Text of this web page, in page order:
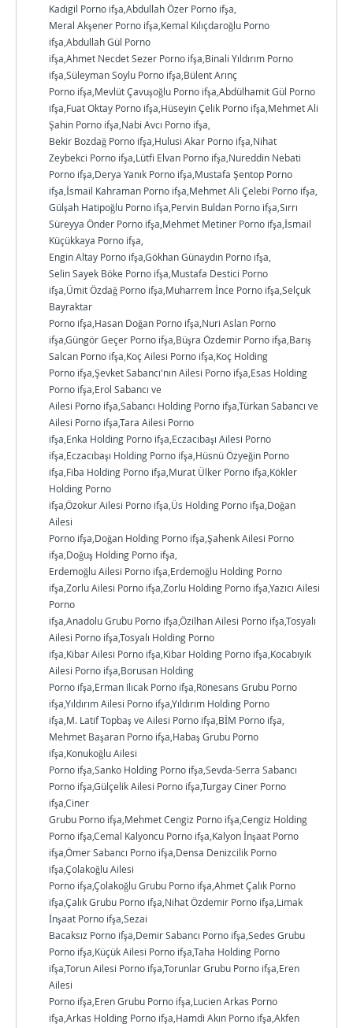
Kadıgil Porno ifşa,Abdullah Özer Porno ifşa,
Meral Akşener Porno ifşa,Kemal Kılıçdaroğlu Porno
ifşa,Abdullah Gül Porno
ifşa,Ahmet Necdet Sezer Porno ifşa,Binali Yıldırım Porno
ifşa,Süleyman Soylu Porno ifşa,Bülent Arınç
Porno ifşa,Mevlüt Çavuşoğlu Porno ifşa,Abdülhamit Gül Porno
ifşa,Fuat Oktay Porno ifşa,Hüseyin Çelik Porno ifşa,Mehmet Ali
Şahin Porno ifşa,Nabi Avcı Porno ifşa,
Bekir Bozdağ Porno ifşa,Hulusi Akar Porno ifşa,Nihat
Zeybekci Porno ifşa,Lütfi Elvan Porno ifşa,Nureddin Nebati
Porno ifşa,Derya Yanık Porno ifşa,Mustafa Şentop Porno
ifşa,İsmail Kahraman Porno ifşa,Mehmet Ali Çelebi Porno ifşa,
Gülşah Hatipoğlu Porno ifşa,Pervin Buldan Porno ifşa,Sırrı
Süreyya Önder Porno ifşa,Mehmet Metiner Porno ifşa,İsmail
Küçükkaya Porno ifşa,
Engin Altay Porno ifşa,Gökhan Günaydın Porno ifşa,
Selin Sayek Böke Porno ifşa,Mustafa Destici Porno
ifşa,Ümit Özdağ Porno ifşa,Muharrem İnce Porno ifşa,Selçuk
Bayraktar
Porno ifşa,Hasan Doğan Porno ifşa,Nuri Aslan Porno
ifşa,Güngör Geçer Porno ifşa,Büşra Özdemir Porno ifşa,Barış
Salcan Porno ifşa,Koç Ailesi Porno ifşa,Koç Holding
Porno ifşa,Şevket Sabancı'nın Ailesi Porno ifşa,Esas Holding
Porno ifşa,Erol Sabancı ve
Ailesi Porno ifşa,Sabancı Holding Porno ifşa,Türkan Sabancı ve
Ailesi Porno ifşa,Tara Ailesi Porno
ifşa,Enka Holding Porno ifşa,Eczacıbaşı Ailesi Porno
ifşa,Eczacıbaşı Holding Porno ifşa,Hüsnü Özyeğin Porno
ifşa,Fiba Holding Porno ifşa,Murat Ülker Porno ifşa,Kökler
Holding Porno
ifşa,Özokur Ailesi Porno ifşa,Üs Holding Porno ifşa,Doğan
Ailesi
Porno ifşa,Doğan Holding Porno ifşa,Şahenk Ailesi Porno
ifşa,Doğuş Holding Porno ifşa,
Erdemoğlu Ailesi Porno ifşa,Erdemoğlu Holding Porno
ifşa,Zorlu Ailesi Porno ifşa,Zorlu Holding Porno ifşa,Yazıcı Ailesi
Porno
ifşa,Anadolu Grubu Porno ifşa,Özilhan Ailesi Porno ifşa,Tosyalı
Ailesi Porno ifşa,Tosyalı Holding Porno
ifşa,Kibar Ailesi Porno ifşa,Kibar Holding Porno ifşa,Kocabıyık
Ailesi Porno ifşa,Borusan Holding
Porno ifşa,Erman Ilıcak Porno ifşa,Rönesans Grubu Porno
ifşa,Yıldırım Ailesi Porno ifşa,Yıldırım Holding Porno
ifşa,M. Latif Topbaş ve Ailesi Porno ifşa,BİM Porno ifşa,
Mehmet Başaran Porno ifşa,Habaş Grubu Porno
ifşa,Konukoğlu Ailesi
Porno ifşa,Sanko Holding Porno ifşa,Sevda-Serra Sabancı
Porno ifşa,Gülçelik Ailesi Porno ifşa,Turgay Ciner Porno
ifşa,Ciner
Grubu Porno ifşa,Mehmet Cengiz Porno ifşa,Cengiz Holding
Porno ifşa,Cemal Kalyoncu Porno ifşa,Kalyon İnşaat Porno
ifşa,Ömer Sabancı Porno ifşa,Densa Denizcilik Porno
ifşa,Çolakoğlu Ailesi
Porno ifşa,Çolakoğlu Grubu Porno ifşa,Ahmet Çalık Porno
ifşa,Çalık Grubu Porno ifşa,Nihat Özdemir Porno ifşa,Limak
İnşaat Porno ifşa,Sezai
Bacaksız Porno ifşa,Demir Sabancı Porno ifşa,Sedes Grubu
Porno ifşa,Küçük Ailesi Porno ifşa,Taha Holding Porno
ifşa,Torun Ailesi Porno ifşa,Torunlar Grubu Porno ifşa,Eren
Ailesi
Porno ifşa,Eren Grubu Porno ifşa,Lucien Arkas Porno
ifşa,Arkas Holding Porno ifşa,Hamdi Akın Porno ifşa,Akfen